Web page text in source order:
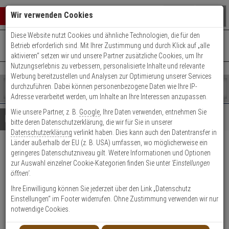
Warenkorb schließen
0 ARTIKEL IM WARENKORB
Ihr Warenkorb ist momentan leer.
Ergebnisse ()
Fertig
Shop
durchsuchen
Bitte
geben
Sie
mindestens
Zeichen
ein,
um
Suche
Es
wurde
noch
Kategorien
Suche
gestartet
+49 (0)821 899 493-0Mo. - Do.: 8:00 - 16:30 | Fr.: 8:00 - 14:00 Uhr
Kontaktservice nutzen
Details Beratung
Abus Steel-O-Flex Tresor
1360/110
Produktmerkmale Lagerabverkauf
Wir verwenden Cookies
Diese Website nutzt Cookies und ähnliche Technologien, die für den
Betrieb erforderlich sind. Mit Ihrer Zustimmung und durch Klick auf „alle
aktivieren“ setzen wir und unsere Partner zusätzliche Cookies, um Ihr
Nutzungserlebnis zu verbessern, personalisierte Inhalte und relevante
Werbung bereitzustellen und Analysen zur Optimierung unserer Services
durchzuführen. Dabei können personenbezogene Daten wie Ihre IP-
Adresse verarbeitet werden, um Inhalte an Ihre Interessen anzupassen.
Wie unsere Partner, z. B. Google , Ihre Daten verwenden, entnehmen Sie
bitte deren Datenschutzerklärung, die wir für Sie in unserer
Datenschutzerklärung verlinkt haben. Dies kann auch den Datentransfer in
Länder außerhalb der EU (z. B. USA) umfassen, wo möglicherweise ein
geringeres Datenschutzniveau gilt. Weitere Informationen und Optionen
zur Auswahl einzelner Cookie-Kategorien finden Sie unter 'Einstellungen
öffnen'.
Ihre Einwilligung können Sie jederzeit über den Link „Datenschutz
Einstellungen“ im Footer widerrufen. Ohne Zustimmung verwenden wir nur
notwendige Cookies.